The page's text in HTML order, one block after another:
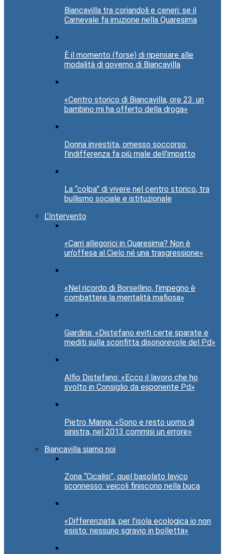
Biancavilla tra coriandoli e ceneri: se il
Carnevale fa irruzione nella Quaresima
È il momento (forse) di ripensare alle
modalità di governo di Biancavilla
«Centro storico di Biancavilla, ore 23: un
bambino mi ha offerto della droga»
Donna investita, omesso soccorso:
l’indifferenza fa più male dell’impatto
La “colpa” di vivere nel centro storico, tra
bullismo sociale e istituzionale
L’Intervento
«Carri allegorici in Quaresima? Non è
un’offesa al Cielo né una trasgressione»
«Nel ricordo di Borsellino, l’impegno è
combattere la mentalità mafiosa»
Giardina: «Distefano eviti certe sparate e
mediti sulla sconfitta disonorevole del Pd»
Alfio Distefano: «Ecco il lavoro che ho
svolto in Consiglio da esponente Pd»
Pietro Manna: «Sono e resto uomo di
sinistra, nel 2013 commisi un errore»
Biancavilla siamo noi
Zona “Cicalisi”, quel basolato lavico
sconnesso: veicoli finiscono nella buca
«Differenziata, per l’isola ecologica io non
esisto: nessuno sgravio in bolletta»